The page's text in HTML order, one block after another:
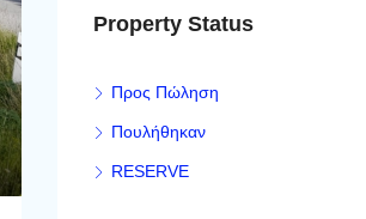
Property Status
Προς Πώληση
Πουλήθηκαν
RESERVE